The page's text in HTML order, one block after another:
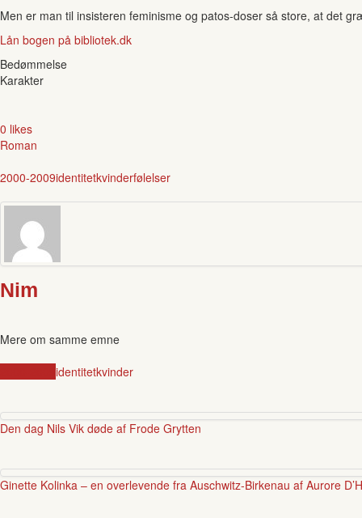
Men er man til insisteren feminisme og patos-doser så store, at det
Lån bogen på bibliotek.dk
Bedømmelse
Karakter
0 likes
Roman
2000-2009identitetkvinderfølelser
Nim
Mere om samme emne
identitetkvinder
Den dag Nils Vik døde af Frode Grytten
Ginette Kolinka – en overlevende fra Auschwitz-Birkenau af Aurore